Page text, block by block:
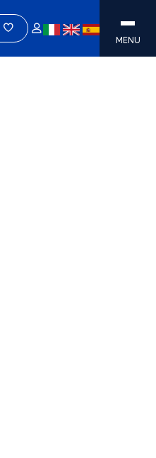
MENU